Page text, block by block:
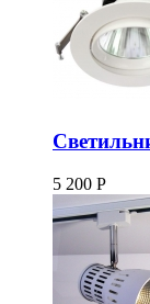
5 200 Р